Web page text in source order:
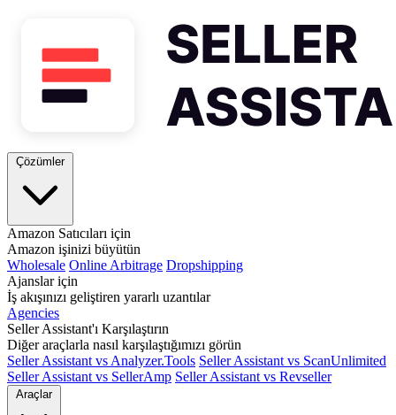
Çözümler
Amazon Satıcıları için
Amazon işinizi büyütün
Wholesale Online Arbitrage Dropshipping
Ajanslar için
İş akışınızı geliştiren yararlı uzantılar
Agencies
Seller Assistant'ı Karşılaştırın
Diğer araçlarla nasıl karşılaştığımızı görün
Seller Assistant vs Analyzer.Tools Seller Assistant vs ScanUnlimited
Seller Assistant vs SellerAmp Seller Assistant vs Revseller
Araçlar